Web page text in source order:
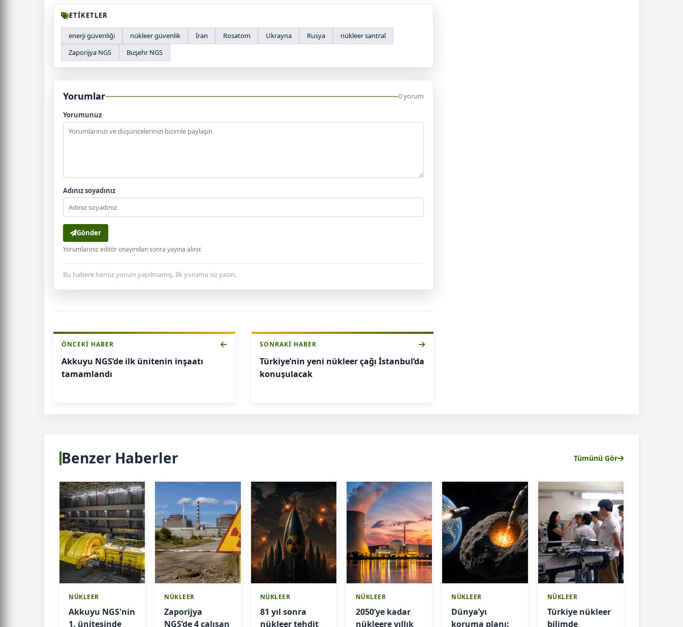
ETİKETLER
enerji güvenliği nükleer güvenlik İran Rosatom Ukrayna Rusya
nükleer santral
Zaporijya NGS
Buşehr NGS
Yorumlar 0 yorum
Yorumunuz
Adınız soyadınız
Gönder
Yorumlarınız editör onayından sonra yayına alınır.
Bu habere henüz yorum yapılmamış. İlk yorumu siz yazın.
ÖNCEKI HABER
Akkuyu NGS’de ilk ünitenin inşaatı
tamamlandı
SONRAKI HABER
Türkiye’nin yeni nükleer çağı İstanbul’da
konuşulacak
Benzer Haberler Tümünü Gör
NÜKLEER
Akkuyu NGS'nin
1. ünitesinde
NÜKLEER
Zaporijya
NGS’de 4 çalışan
NÜKLEER
81 yıl sonra
nükleer tehdit
NÜKLEER
2050’ye kadar
nükleere yıllık
NÜKLEER
Dünya’yı
koruma planı:
NÜKLEER
Türkiye nükleer
bilimde